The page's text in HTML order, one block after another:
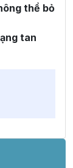
thể bỏ
tan